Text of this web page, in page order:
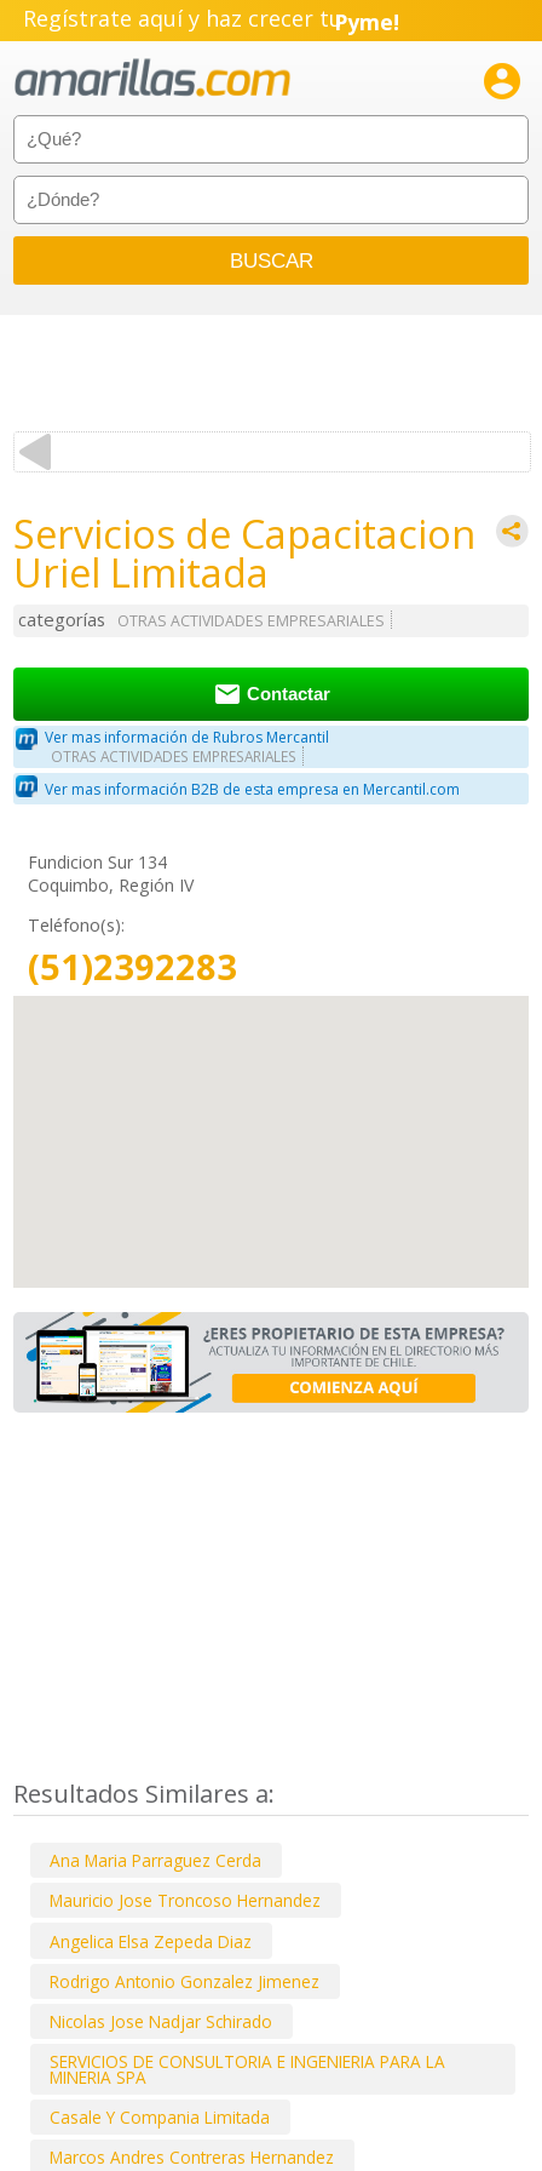
Regístrate aquí y haz crecer tuPyme!
Emprendimiento!

Servicios de Capacitacion
Uriel Limitada
categorías OTRAS ACTIVIDADES EMPRESARIALES
 Contactar
Ver mas información de Rubros Mercantil
OTRAS ACTIVIDADES EMPRESARIALES
Ver mas información B2B de esta empresa en Mercantil.com
Fundicion Sur 134
Coquimbo, Región IV
Teléfono(s):
(51)2392283
Resultados Similares a:
Ana Maria Parraguez Cerda
Mauricio Jose Troncoso Hernandez
Angelica Elsa Zepeda Diaz
Rodrigo Antonio Gonzalez Jimenez
Nicolas Jose Nadjar Schirado
SERVICIOS DE CONSULTORIA E INGENIERIA PARA LA
MINERIA SPA
Casale Y Compania Limitada
Marcos Andres Contreras Hernandez